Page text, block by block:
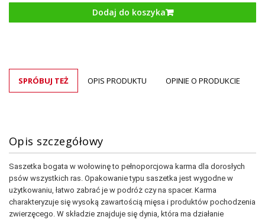
Dodaj do koszyka
SPRÓBUJ TEŻ OPIS PRODUKTU OPINIE O PRODUKCIE
Opis szczegółowy
Saszetka bogata w wołowinę to pełnoporcjowa karma dla dorosłych
psów wszystkich ras. Opakowanie typu saszetka jest wygodne w
użytkowaniu, łatwo zabrać je w podróż czy na spacer. Karma
charakteryzuje się wysoką zawartością mięsa i produktów pochodzenia
zwierzęcego. W składzie znajduje się dynia, która ma działanie